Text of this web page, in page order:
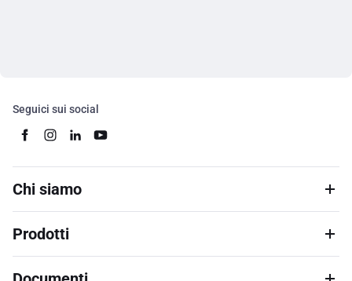
Seguici sui social
Chi siamo
Prodotti